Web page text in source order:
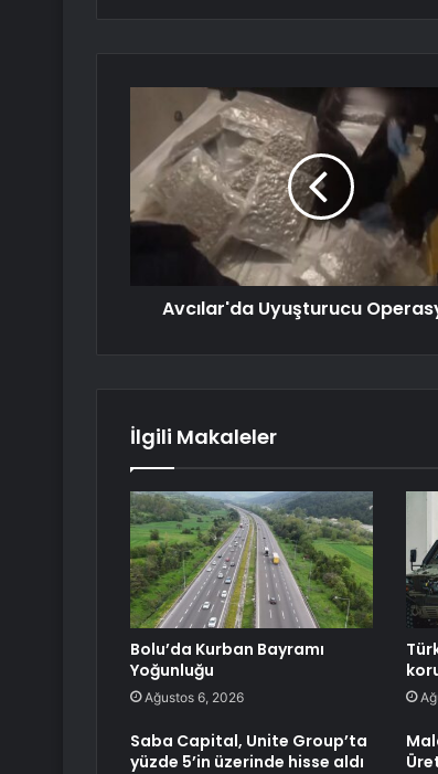
Avcılar'da Uyuşturucu
İlgili Makaleler
Bolu’da Kurban Bayramı
Yoğunluğu
Ağustos 6, 2026
Saba Capital, Unite Group’ta
yüzde 5’in üzerinde hisse aldı